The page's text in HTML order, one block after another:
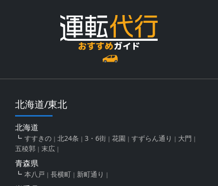
北海道/東北
北海道
すすきの 北24条 3・6街 花園 すずらん通り
大門
五稜郭
末広
青森県
本八戸 長横町 新町通り